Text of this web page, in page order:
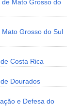
Mato Grosso do
Grosso do Sul
Costa Rica
Dourados
e Defesa do